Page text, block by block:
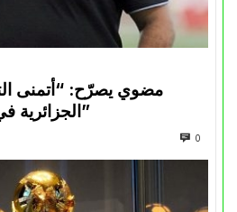
مضوي يصرّح: “أتمنى
الجزائرية في المسابقات القارية”
0